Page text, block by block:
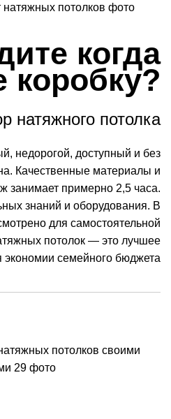
когда
коробку?
натяжного потолка
недорогой, доступный и без
Качественные материалы и
занимает примерно 2,5 часа.
знаний и оборудования. В
для самостоятельной
потолок — это лучшее
семейного бюджета